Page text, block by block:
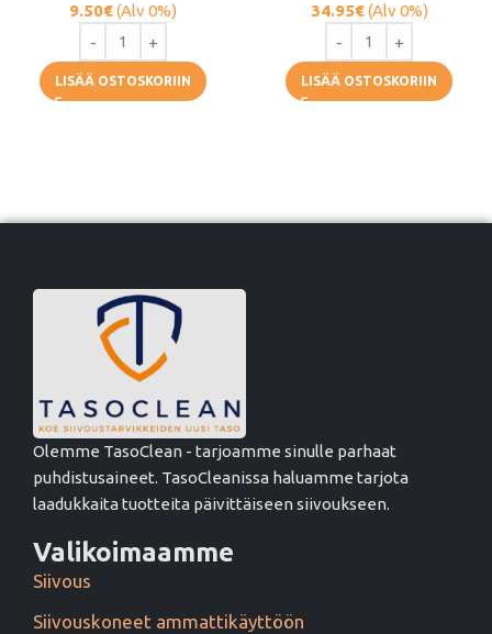
9.50€(Alv 0%)
LISÄÄ OSTOSKORIIN
34.95€(Alv 0%)
LISÄÄ OSTOSKORIIN
Olemme TasoClean - tarjoamme sinulle parhaat
puhdistusaineet. TasoCleanissa haluamme tarjota
laadukkaita tuotteita päivittäiseen siivoukseen.
Valikoimaamme
Siivous
Siivouskoneet ammattikäyttöön